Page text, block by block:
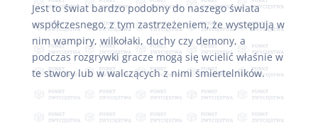
Jest to świat bardzo podobny do naszego świata
współczesnego, z tym zastrzeżeniem, że występują w
nim wampiry, wilkołaki, duchy czy demony, a
podczas rozgrywki gracze mogą się wcielić właśnie w
te stwory lub w walczących z nimi śmiertelników.